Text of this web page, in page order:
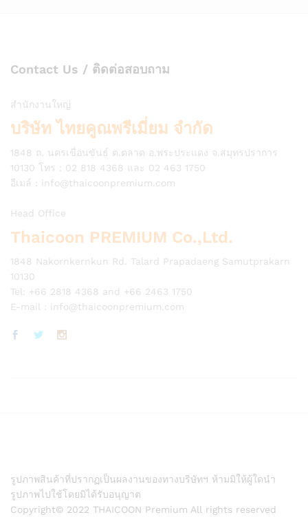
Contact Us / ติดต่อสอบถาม
สำนักงานใหญ่
บริษัท ไทยคูณพรีเมี่ยม จำกัด
1848 ถ. นครเขื่อนขันธ์ ต.ตลาด อ.พระประแดง จ.สมุทรปราการ
10130 โทร : 02 818 4368 และ 02 463 1750
อีเมล์ : info@thaicoonpremium.com
Head Office
Thaicoon PREMIUM Co.,Ltd.
1848 Nakornkernkun Rd. Talard Prapadaeng Samutprakarn
10130
Tel: +66 2818 4368 and +66 2463 1750
E-mail : info@thaicoonpremium.com
รูปภาพสินค้าที่ปรากฏเป็นผลงานของทางบริษัทฯ ห้ามมิให้ผู้ใดนำ
รูปภาพไปใช้โดยมิได้รับอนุญาต
Copyright© 2022 THAICOON Premium All rights reserved